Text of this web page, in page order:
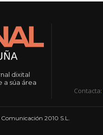
dixital
a súa área
Contacta:
2010 S.L.